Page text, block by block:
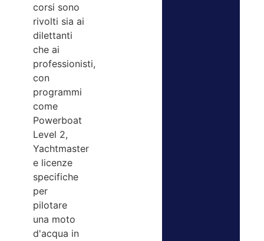
corsi sono
rivolti sia ai
dilettanti
che ai
professionisti,
con
programmi
come
Powerboat
Level 2,
Yachtmaster
e licenze
specifiche
per
pilotare
una moto
d'acqua in